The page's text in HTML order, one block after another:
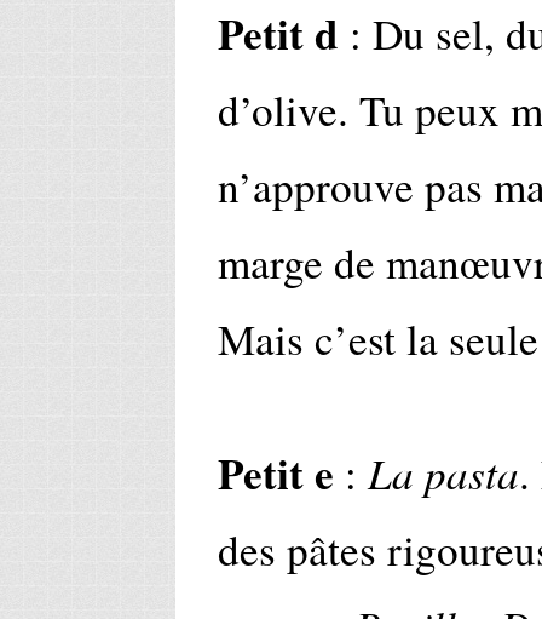
Petit d : Du sel,
d’olive. Tu peux
n’approuve pas
marge de
Mais c’est la
Petit e :La pasta.
des pâtes